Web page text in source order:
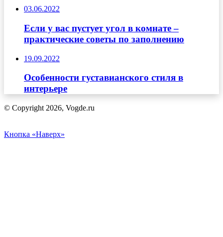
03.06.2022
Если у вас пустует угол в комнате –
практические советы по заполнению
19.09.2022
Особенности густавианского стиля в
интерьере
© Copyright 2026, Vogde.ru
Кнопка «Наверх»